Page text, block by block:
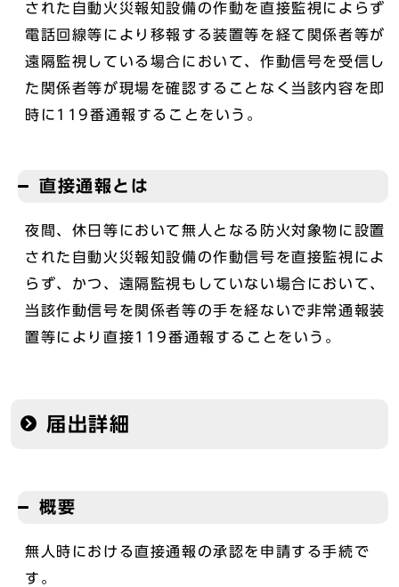
された自動火災報知設備の作動を直接監視によらず
電話回線等により移報する装置等を経て関係者等が
遠隔監視している場合において、作動信号を受信し
た関係者等が現場を確認することなく当該内容を即
時に119番通報することをいう。
直接通報とは
夜間、休日等において無人となる防火対象物に設置
された自動火災報知設備の作動信号を直接監視によ
らず、かつ、遠隔監視もしていない場合において、
当該作動信号を関係者等の手を経ないで非常通報装
置等により直接119番通報することをいう。
届出詳細
概要
無人時における直接通報の承認を申請する手続で
す。